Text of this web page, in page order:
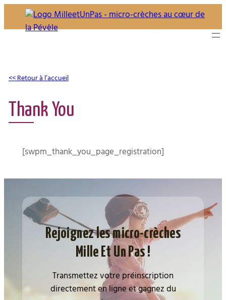
<< Retour à l’accueil
Thank You
[swpm_thank_you_page_registration]
Rejoignez les micro-crèches
Mille Et Un Pas !
Transmettez votre préinscription
directement en ligne et gagnez du